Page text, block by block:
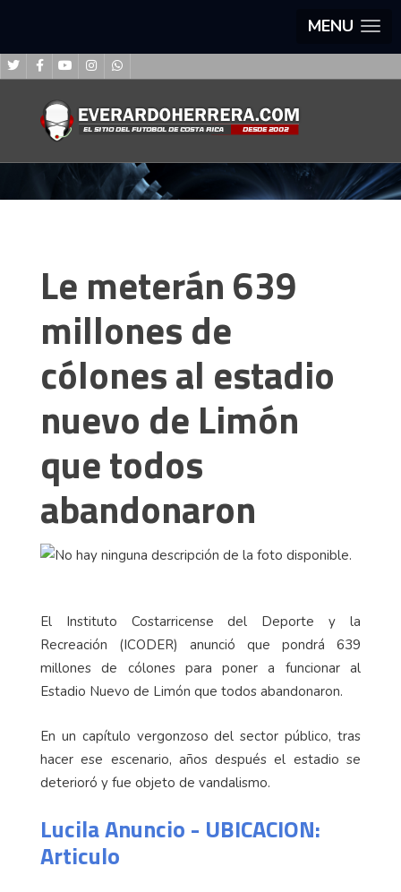
MENU
Le meterán 639
millones de
cólones al estadio
nuevo de Limón
que todos
abandonaron
El Instituto Costarricense del Deporte y la
Recreación (ICODER) anunció que pondrá 639
millones de cólones para poner a funcionar al
Estadio Nuevo de Limón que todos abandonaron.
En un capítulo vergonzoso del sector público, tras
hacer ese escenario, años después el estadio se
deterioró y fue objeto de vandalismo.
Lucila Anuncio - UBICACION:
Articulo